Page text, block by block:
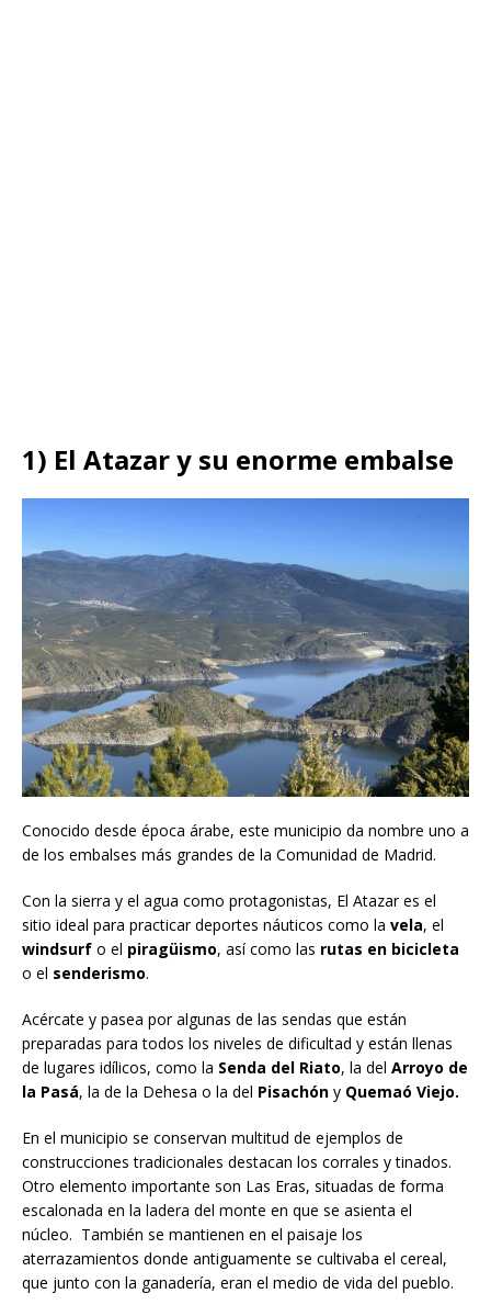
1) El Atazar y su enorme embalse
Conocido desde época árabe, este municipio da nombre uno a
de los embalses más grandes de la Comunidad de Madrid.
Con la sierra y el agua como protagonistas, El Atazar es el
sitio ideal para practicar deportes náuticos como la vela, el
windsurf o el piragüismo, así como las rutas en bicicleta
o el senderismo.
Acércate y pasea por algunas de las sendas que están
preparadas para todos los niveles de dificultad y están llenas
de lugares idílicos, como la Senda del Riato, la del Arroyo de
la Pasá, la de la Dehesa o la del Pisachón y Quemaó Viejo.
En el municipio se conservan multitud de ejemplos de
construcciones tradicionales destacan los corrales y tinados.
Otro elemento importante son Las Eras, situadas de forma
escalonada en la ladera del monte en que se asienta el
núcleo. También se mantienen en el paisaje los
aterrazamientos donde antiguamente se cultivaba el cereal,
que junto con la ganadería, eran el medio de vida del pueblo.